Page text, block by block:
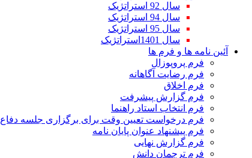
سال 92 استراتژیک
سال 94 استراتژیک
سال 95 استراتژیک
سال 1401استراتژیک
آئین نامه ها و فرم ها
فرم پروپوزال
فرم رضایت آگاهانه
فرم اخلاق
فرم گزارش پیشرفت
فرم انتخاب استاد راهنما
فرم درخواست تعیین وقت برای برگزاری جلسه دفاع
فرم پیشنهاد عنوان پایان نامه
فرم گزارش نهایی
فرم ترجمان دانش